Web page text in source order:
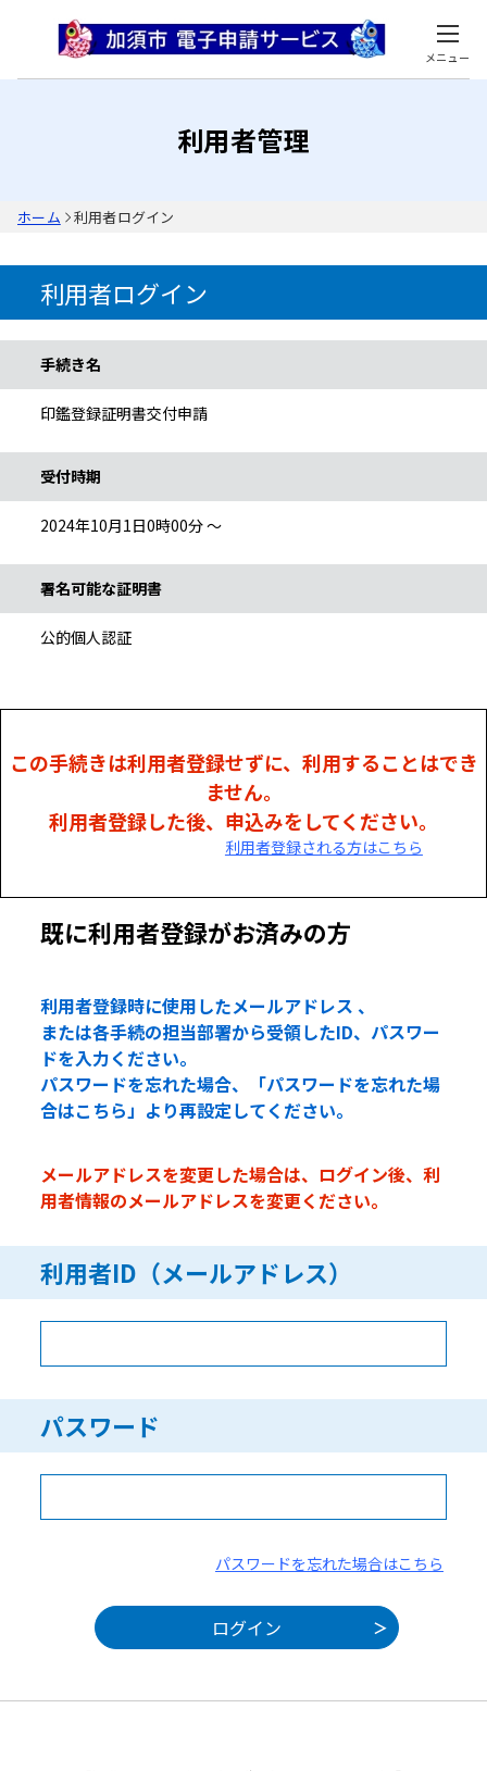
メニュー
利用者管理
ホーム 利用者ログイン
利用者ログイン
手続き名
印鑑登録証明書交付申請
受付時期
2024年10月1日0時00分 ～
署名可能な証明書
公的個人認証
この手続きは利用者登録せずに、利用することはでき
ません。
利用者登録した後、申込みをしてください。
利用者登録される方はこちら
既に利用者登録がお済みの方
利用者登録時に使用したメールアドレス 、
または各手続の担当部署から受領したID、パスワー
ドを入力ください。
パスワードを忘れた場合、「パスワードを忘れた場
合はこちら」より再設定してください。
メールアドレスを変更した場合は、ログイン後、利
用者情報のメールアドレスを変更ください。
利用者ID（メールアドレス）
パスワード
パスワードを忘れた場合はこちら